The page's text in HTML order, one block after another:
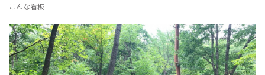
こんな看板